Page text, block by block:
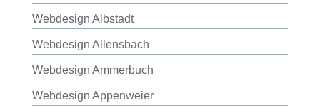
Webdesign Albstadt
Webdesign Allensbach
Webdesign Ammerbuch
Webdesign Appenweier